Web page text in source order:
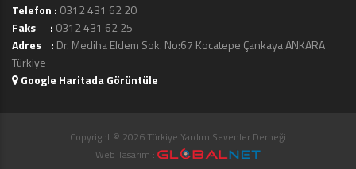
Telefon : 0312 431 62 20
Faks : 0312 431 62 25
Adres : Dr. Mediha Eldem Sok. No:67 Kocatepe Çankaya ANKARA
Türkiye
Google Haritada Görüntüle
Copyright © 2026 Türkiye Yardım Sevenler Derneği
Web Tasarım :